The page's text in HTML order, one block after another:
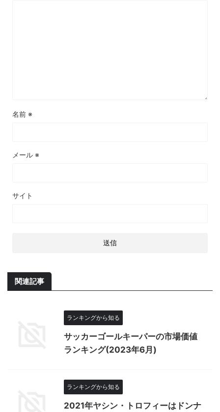
名前 ※
メール ※
サイト
関連記事
ランキングから知る
サッカーゴールキーパーの市場価値
ランキング(2023年6月)
ランキングから知る
2021年ヤシン・トロフィーはドンナ